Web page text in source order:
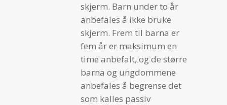
skjerm. Barn under to år
anbefales å ikke bruke
skjerm. Frem til barna er
fem år er maksimum en
time anbefalt, og de større
barna og ungdommene
anbefales å begrense det
som kalles passiv